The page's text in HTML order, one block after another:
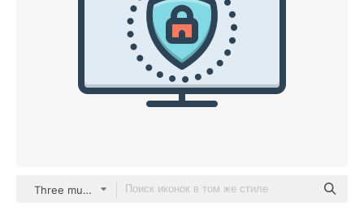
Three musketeers color lineal-color